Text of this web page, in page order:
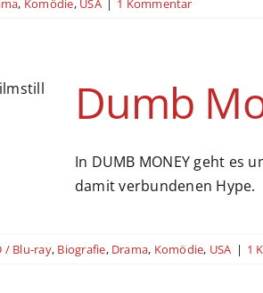
, Komödie, USA | 1 Kommentar
Dumb
In DUMB MONEY geht es
damit verbundenen Hype.
/ Blu-ray, Biografie, Drama, Komödie, USA | 1